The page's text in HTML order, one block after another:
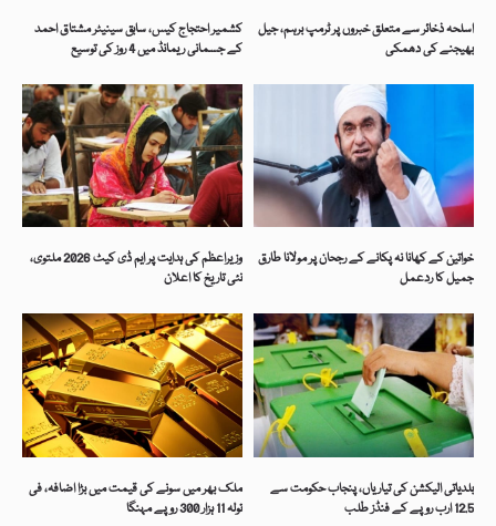
کشمیر احتجاج کیس، سابق سینیٹر مشتاق احمد
کے جسمانی ریمانڈ میں 4 روز کی توسیع
اسلحہ ذخائر سے متعلق خبروں پر ٹرمپ برہم، جیل
بھیجنے کی دھمکی
وزیراعظم کی ہدایت پر ایم ڈی کیٹ 2026 ملتوی،
نئی تاریخ کا اعلان
خواتین کے کھانا نہ پکانے کے رجحان پر مولانا طارق
جمیل کا ردعمل
ملک بھر میں سونے کی قیمت میں بڑا اضافہ، فی
تولہ 11 ہزار 300 روپے مہنگا
بلدیاتی الیکشن کی تیاریاں، پنجاب حکومت سے
12.5 ارب روپے کے فنڈز طلب